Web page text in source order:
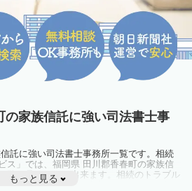
の家族信託に強い司法書士事
託に強い司法書士事務所一覧です。相続
ス」では、福岡県 田川郡香春町の家族信
覧で見ることが出来ます。相続のトラブル
度近隣の司法書士に相談してみましょう。
もっと見る